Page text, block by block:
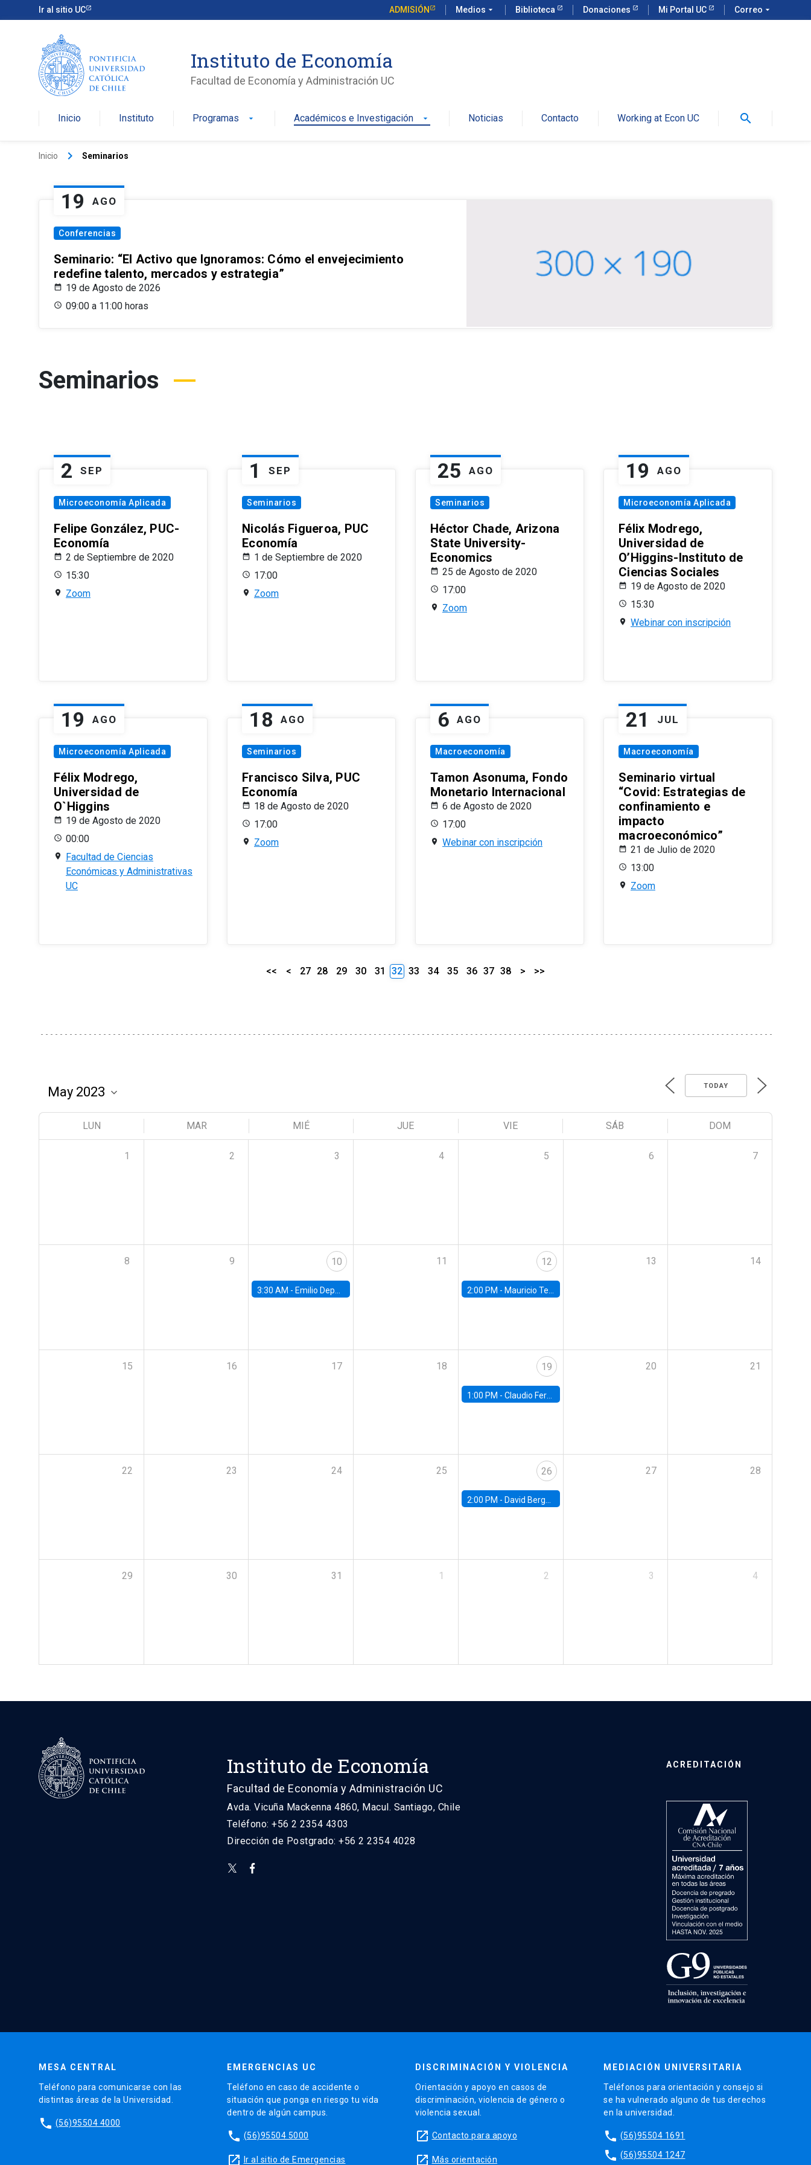
Ir al sitio UC ADMISIÓN Medios arrow_drop_down Biblioteca Donaciones Mi Portal UC Correo arrow_drop_down
Instituto de Economía
Facultad de Economía y Administración UC
Inicio Instituto Programas arrow_drop_down Académicos e Investigación arrow_drop_down Noticias Contacto Working at Econ UC search
Inicio keyboard_arrow_right Seminarios
19 AGO
Conferencias
Seminario: “El Activo que Ignoramos: Cómo el envejecimiento
redefine talento, mercados y estrategia”
19 de Agosto de 2026
09:00 a 11:00 horas
Seminarios
2 SEP
Microeconomía Aplicada
Felipe González, PUC-
Economía
2 de Septiembre de 2020
15:30
Zoom
1 SEP
Seminarios
Nicolás Figueroa, PUC
Economía
1 de Septiembre de 2020
17:00
Zoom
25 AGO
Seminarios
Héctor Chade, Arizona
State University-
Economics
25 de Agosto de 2020
17:00
Zoom
19 AGO
Microeconomía Aplicada
Félix Modrego,
Universidad de
O’Higgins-Instituto de
Ciencias Sociales
19 de Agosto de 2020
15:30
Webinar con inscripción
19 AGO
Microeconomía Aplicada
Félix Modrego,
Universidad de
O`Higgins
19 de Agosto de 2020
00:00
Facultad de Ciencias
Económicas y Administrativas
UC
18 AGO
Seminarios
Francisco Silva, PUC
Economía
18 de Agosto de 2020
17:00
Zoom
6 AGO
Macroeconomía
Tamon Asonuma, Fondo
Monetario Internacional
6 de Agosto de 2020
17:00
Webinar con inscripción
21 JUL
Macroeconomía
Seminario virtual
“Covid: Estrategias de
confinamiento e
impacto
macroeconómico”
21 de Julio de 2020
13:00
Zoom
<< < 27 28 29 30 31 32 33 34 35 36 37 38 > >>
TODAY
LUN MAR MIÉ JUE VIE SÁB DOM
1 2 3 4 5 6 7
8 9 10
3:30 AM - Emilio Depetris-Chauvín, Universidad Católica
11 12
2:00 PM - Mauricio Tejada, UDP
13 14
15 16 17 18 19
1:00 PM - Claudio Ferraz, British Columbia
20 21
22 23 24 25 26
2:00 PM - David Berger, Duke
27 28
29 30 31 1 2 3 4
Instituto de Economía
Facultad de Economía y Administración UC
Avda. Vicuña Mackenna 4860, Macul. Santiago, Chile
Teléfono: +56 2 2354 4303
Dirección de Postgrado: +56 2 2354 4028
ACREDITACIÓN
MESA CENTRAL
Teléfono para comunicarse con las
distintas áreas de la Universidad.
phone (56)95504 4000
EMERGENCIAS UC
Teléfono en caso de accidente o
situación que ponga en riesgo tu vida
dentro de algún campus.
phone (56)95504 5000
launch Ir al sitio de Emergencias
DISCRIMINACIÓN Y VIOLENCIA
Orientación y apoyo en casos de
discriminación, violencia de género o
violencia sexual.
launch Contacto para apoyo
launch Más orientación
MEDIACIÓN UNIVERSITARIA
Teléfonos para orientación y consejo si
se ha vulnerado alguno de tus derechos
en la universidad.
phone (56)95504 1691
phone (56)95504 1247